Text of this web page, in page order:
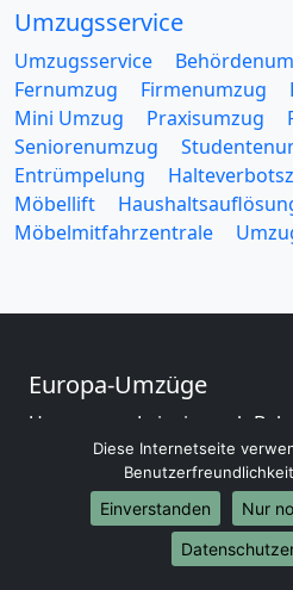
Umzugsservice
Umzugsservice
Fernumzug
Firmenumzug
Mini Umzug
Praxisumzug
Seniorenumzug
Entrümpelung
Möbellift
Möbelmitfahrzentrale
Europa-Umzüge
Umzug von Leipzig nach
Umzug von Leipzig nach
Umzug von Leipzig nach
Umzug von Leipzig nach
Umzug von Leipzig nach
Umzug von Leipzig nach
Diese Internetseite
Einverstanden
Nur